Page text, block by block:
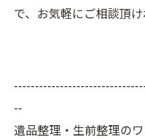
で、お気軽にご相談頂け
--
遺品整理・生前整理の